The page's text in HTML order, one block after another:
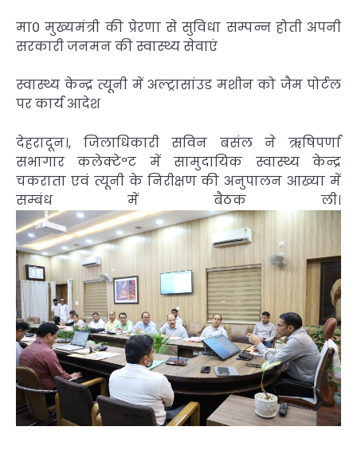
मा0 मुख्यमंत्री की प्रेरणा से सुविधा सम्पन्न होती अपनी
सरकारी जनमन की स्वास्थ्य सेवाएं
स्वास्थ्य केन्द्र त्यूनी में अल्ट्रासांउड मशीन को जैम पोर्टल
पर कार्य आदेश
देहरादून।, जिलाधिकारी सविन बसंल ने ऋषिपर्णा
सभागार कलेक्टेªट में सामुदायिक स्वास्थ्य केन्द्र
चकराता एवं त्यूनी के निरीक्षण की अनुपालन आख्या में
सम्बंध में बैठक ली।